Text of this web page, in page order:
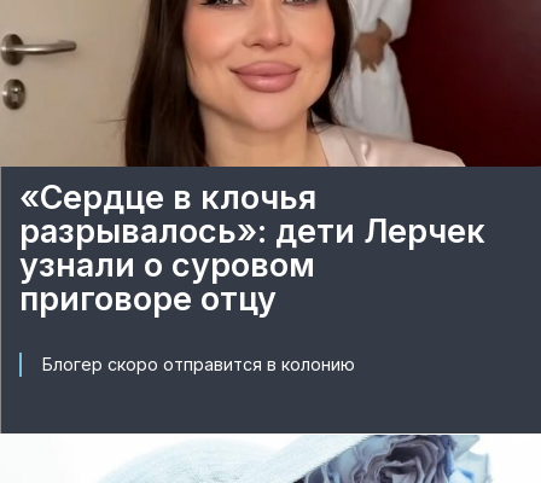
«Сердце в клочья
разрывалось»: дети Лерчек
узнали о суровом
приговоре отцу
Блогер скоро отправится в колонию